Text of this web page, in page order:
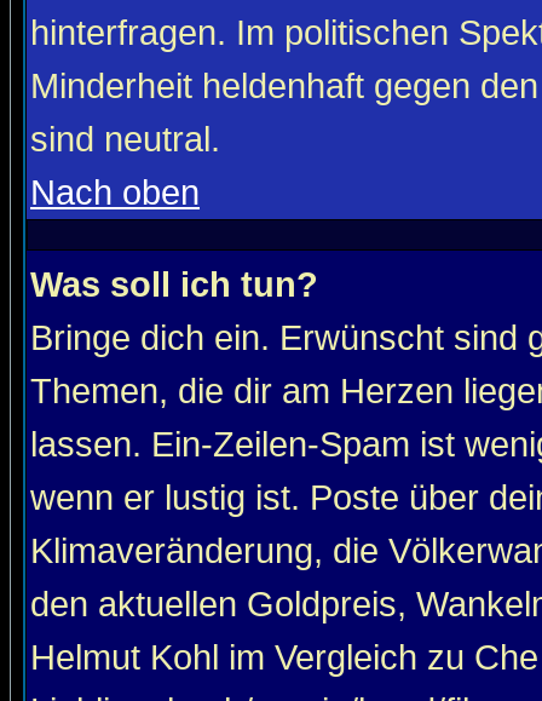
hinterfragen. Im politischen
Minderheit heldenhaft gegen
sind neutral.
Nach oben
Was soll ich tun?
Bringe dich ein. Erwünscht sind
Themen, die dir am Herzen
lassen. Ein-Zeilen-Spam ist
wenn er lustig ist. Poste über
Klimaveränderung, die
den aktuellen Goldpreis,
Helmut Kohl im Vergleich zu